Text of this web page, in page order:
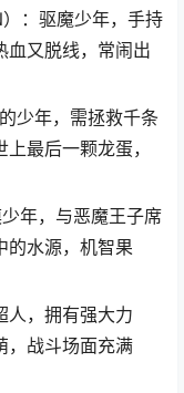
：驱魔少年，手持
血又脱线，常闹出
少年，需拯救千条
最后一颗龙蛋，
年，与恶魔王子席
的水源，机智果
人，拥有强大力
，战斗场面充满